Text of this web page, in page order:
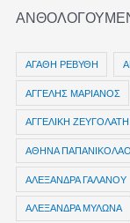
ΑΓΑΘΗ ΡΕΒΥΘΗ
ΑΓΓΕΛΗΣ ΜΑΡΙΑΝΟΣ
ΑΓΓΕΛΙΚΗ ΖΕΥΓΟΛΑΤΗ
ΑΘΗΝΑ
ΑΛΕΞΑΝΔΡΑ ΓΑΛΑΝΟΥ
ΑΛΕΞΑΝΔΡΑ ΜΥΛΩΝΑ